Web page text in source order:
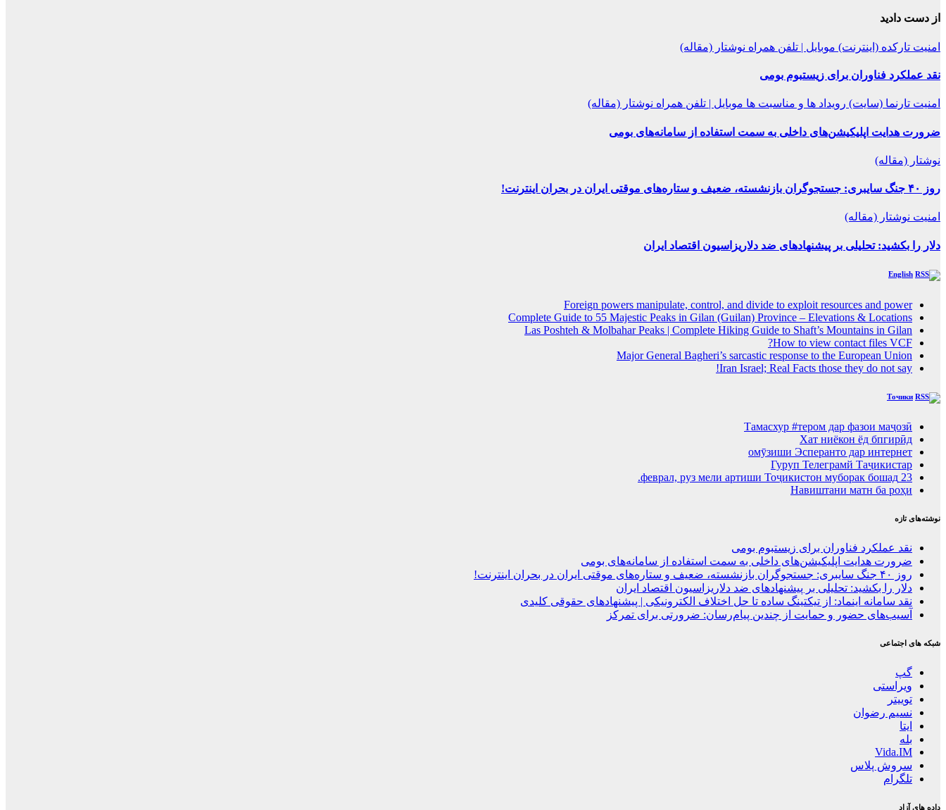
از دست دادید
امنیت تارکده (اینترنت) موبایل | تلفن همراه نوشتار (مقاله)
نقد عملکرد فناوران برای زیستبوم بومی
امنیت تارنما (سایت) رویداد ها و مناسبت ها موبایل | تلفن همراه نوشتار (مقاله)
ضرورت هدایت اپلیکیشن‌های داخلی به سمت استفاده از سامانه‌های بومی
نوشتار (مقاله)
روز ۴۰ جنگ سایبری: جستجوگران بازنشسته، ضعیف و ستاره‌های موقتی ایران در بحران اینترنت!
امنیت نوشتار (مقاله)
دلار را بکشید: تحلیلی بر پیشنهادهای ضد دلاریزاسیون اقتصاد ایران
English
Foreign powers manipulate, control, and divide to exploit resources and power
Complete Guide to 55 Majestic Peaks in Gilan (Guilan) Province – Elevations & Locations
Las Poshteh & Molbahar Peaks | Complete Hiking Guide to Shaft’s Mountains in Gilan
How to view contact files VCF?
Major General Bagheri’s sarcastic response to the European Union
Iran Israel; Real Facts those they do not say!
Точики
Тамасхур #тером дар фазои маҷозӣ
Хат ниёкон ёд бпгирӣд
омӯзиши Эсперанто дар интернет
Гуруп Телеграмй Таҷикистар
23 феврал, руз мели артиши Тоҷикистон муборак бошад.
Навиштани матн ба роҳи
نوشته‌های تازه
نقد عملکرد فناوران برای زیستبوم بومی
ضرورت هدایت اپلیکیشن‌های داخلی به سمت استفاده از سامانه‌های بومی
روز ۴۰ جنگ سایبری: جستجوگران بازنشسته، ضعیف و ستاره‌های موقتی ایران در بحران اینترنت!
دلار را بکشید: تحلیلی بر پیشنهادهای ضد دلاریزاسیون اقتصاد ایران
نقد سامانه اینماد: از تیکتینگ ساده تا حل اختلاف الکترونیکی | پیشنهادهای حقوقی کلیدی
آسیب‌های حضور و حمایت از چندین پیام‌رسان: ضرورتی برای تمرکز
شبکه های اجتماعی
گپ
ویراستی
توییتر
نسیم رضوان
ایتا
بله
Vida.IM
سروش پلاس
تلگرام
داده های آزاد